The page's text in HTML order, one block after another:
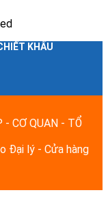
KHẤU
- CƠ QUAN - TỔ
Đại lý - Cửa hàng